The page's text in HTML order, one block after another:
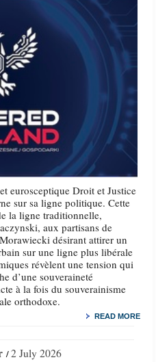
eurosceptique Droit et Justice
sur sa ligne politique. Cette
la ligne traditionnelle,
aux partisans de
désirant attirer un
sur une ligne plus libérale
révèlent une tension qui
d’une souveraineté
à la fois du souverainisme
orthodoxe.
READ MORE
2 July 2026